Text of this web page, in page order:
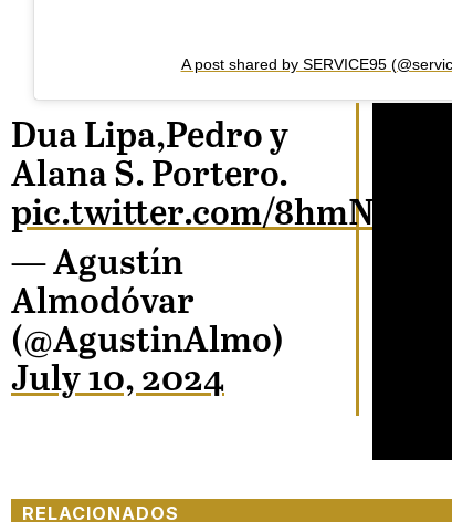
A post shared by SERVICE95
Dua Lipa,Pedro y
Alana S. Portero.
pic.twitter.com/
— Agustín
Almodóvar
(@AgustinAlmo)
July 10, 2024
RELACIONADOS